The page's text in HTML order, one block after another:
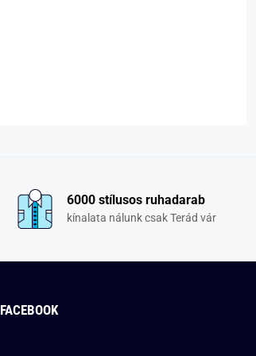
6000 stílusos ruhadarab
kínalata nálunk csak Terád vár
FACEBOOK